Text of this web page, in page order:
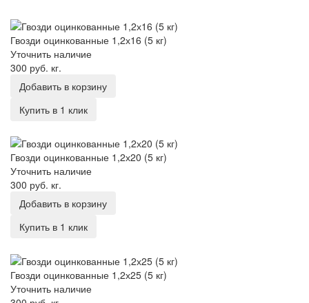
Гвозди оцинкованные 1,2х16 (5 кг)
Уточнить наличие
300 руб. кг.
Добавить в корзину
Купить в 1 клик
Гвозди оцинкованные 1,2х20 (5 кг)
Уточнить наличие
300 руб. кг.
Добавить в корзину
Купить в 1 клик
Гвозди оцинкованные 1,2х25 (5 кг)
Уточнить наличие